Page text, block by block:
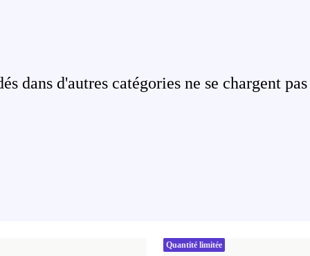
dans d'autres catégories ne se chargent
Quantité limitée